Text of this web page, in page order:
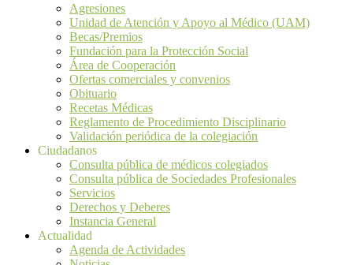
Agresiones
Unidad de Atención y Apoyo al Médico (UAM)
Becas/Premios
Fundación para la Protección Social
Área de Cooperación
Ofertas comerciales y convenios
Obituario
Recetas Médicas
Reglamento de Procedimiento Disciplinario
Validación periódica de la colegiación
Ciudadanos
Consulta pública de médicos colegiados
Consulta pública de Sociedades Profesionales
Servicios
Derechos y Deberes
Instancia General
Actualidad
Agenda de Actividades